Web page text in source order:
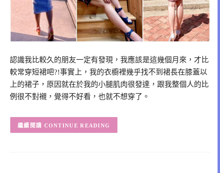
認識我比較久的朋友一定有發現，我應該是這幾個月來，才比
較常穿短裙吧?!事實上，我的衣櫥裡幾乎找不到裙長在膝蓋以
上的裙子，原因就在於我的小腿肌肉很發達，跟我整個人的比
例很不對襯，覺得不好看，也就不想穿了。
CONTINUE READING